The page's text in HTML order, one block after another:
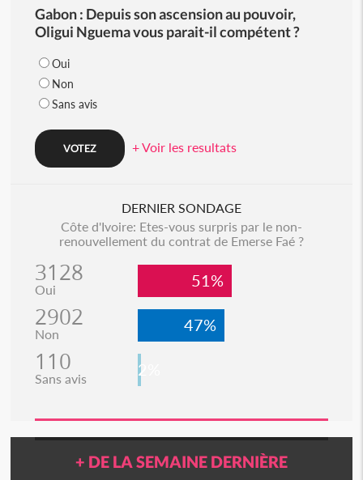
Gabon : Depuis son ascension au pouvoir,
Oligui Nguema vous parait-il compétent ?
Oui
Non
Sans avis
+ Voir les resultats
DERNIER SONDAGE
Côte d'Ivoire: Etes-vous surpris par le non-
renouvellement du contrat de Emerse Faé ?
3128
Oui 51%
2902
Non 47%
110
Sans avis 2%
+ DE LA SEMAINE DERNIÈRE